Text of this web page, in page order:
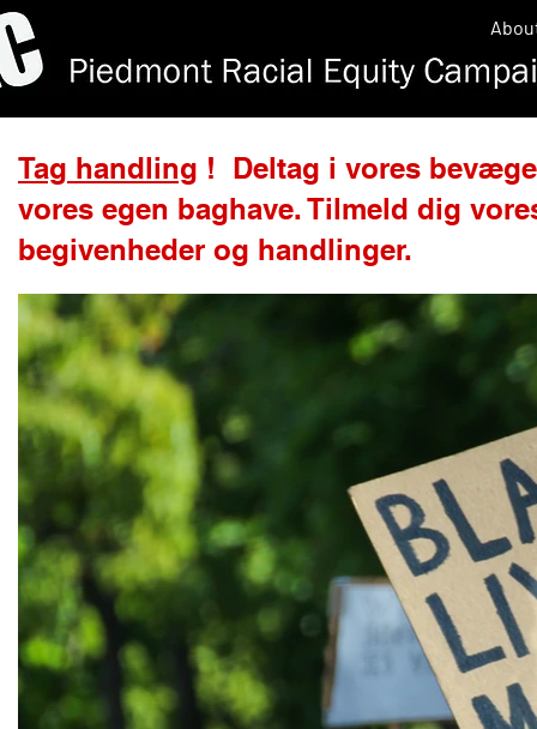
Tag handling ! Deltag i vores
vores egen baghave. Tilmeld dig
begivenheder og handlinger.